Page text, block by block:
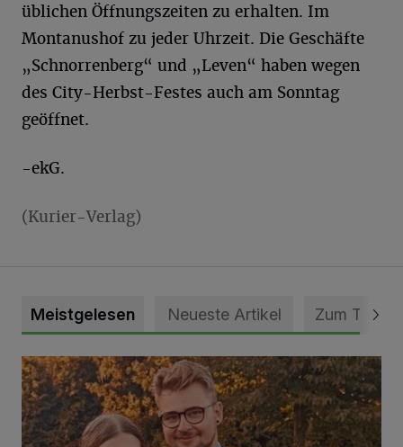
üblichen Öffnungszeiten zu erhalten. Im
Montanushof zu jeder Uhrzeit. Die Geschäfte
„Schnorrenberg“ und „Leven“ haben wegen
des City-Herbst-Festes auch am Sonntag
geöffnet.
-ekG.
(Kurier-Verlag)
Meistgelesen Neueste Artikel Zum Thema
Mit Herzblut die Gemeinschaft leben